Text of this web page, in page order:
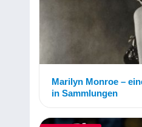
Marilyn Monroe –
in Sammlungen